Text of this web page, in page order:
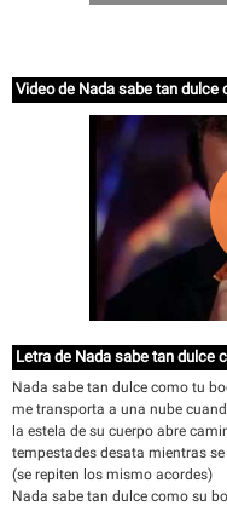
Video de Nada sabe tan dulce
Letra de Nada sabe tan dulce
Nada sabe tan dulce como tu
me transporta a una nube
la estela de su cuerpo abre
tempestades desata mientras
(se repiten los mismo acordes)
Nada sabe tan dulce como su